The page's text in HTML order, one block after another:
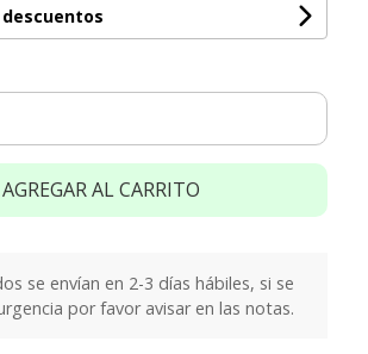
AGREGAR AL CARRITO
se envían en 2-3 días hábiles, si se
por favor avisar en las notas.